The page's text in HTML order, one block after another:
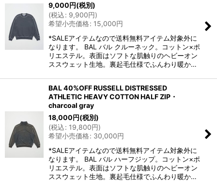
9,000円(税別)
(税込: 9,900円)
希望小売価格: 15,000円
*SALEアイテムなので送料無料アイテム対象外に
なります。 BAL バル クルーネック。コットン×ポ
リエステル。表面はソフトな肌触りのヘビーオン
ススウェット生地。裏起毛仕様でふんわり暖か…
BAL 40%OFF RUSSELL DISTRESSED
ATHLETIC HEAVY COTTON HALF ZIP・
charcoal gray
18,000円(税別)
(税込: 19,800円)
希望小売価格: 30,000円
*SALEアイテムなので送料無料アイテム対象外に
なります。 BAL バル ハーフジップ。コットン×ポ
リエステル。表面はソフトな肌触りのヘビーオン
ススウェット生地。裏起毛仕様でふんわり暖か…